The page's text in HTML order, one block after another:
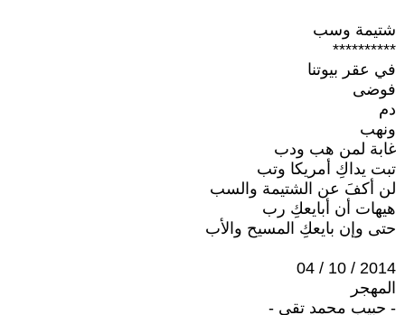
شتيمة وسب
**********
في عقر بيوتنا
فوضى
دم
ونهب
غابة لمن هب ودب
تبت يداكِ أمريكا وتب
لن أكفَ عن الشتيمة والسب
هيهات أن أبايعكِ رب
حتى وإن بايعكِ المسيح والأب
2014 / 10 / 04
المهجر
- حبيب محمد تقي -